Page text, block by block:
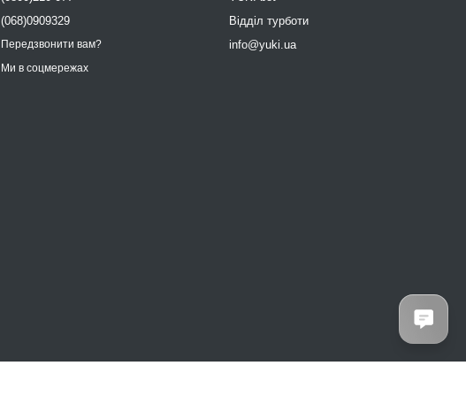
(068)0909329
Передзвонити вам?
Відділ турботи
info@yuki.ua
Ми в соцмережах